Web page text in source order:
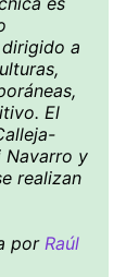
a
El
Navarro y
realizan
por Raúl